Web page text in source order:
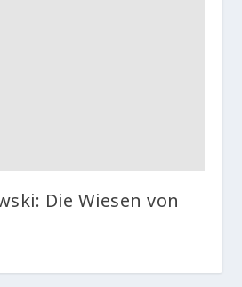
Die Wiesen von